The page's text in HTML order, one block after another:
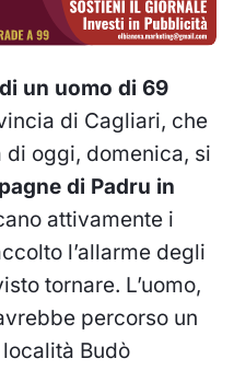
un uomo di 69
di Cagliari, che
oggi, domenica, si
di Padru in
attivamente i
l’allarme degli
tornare. L’uomo,
percorso un
Budò